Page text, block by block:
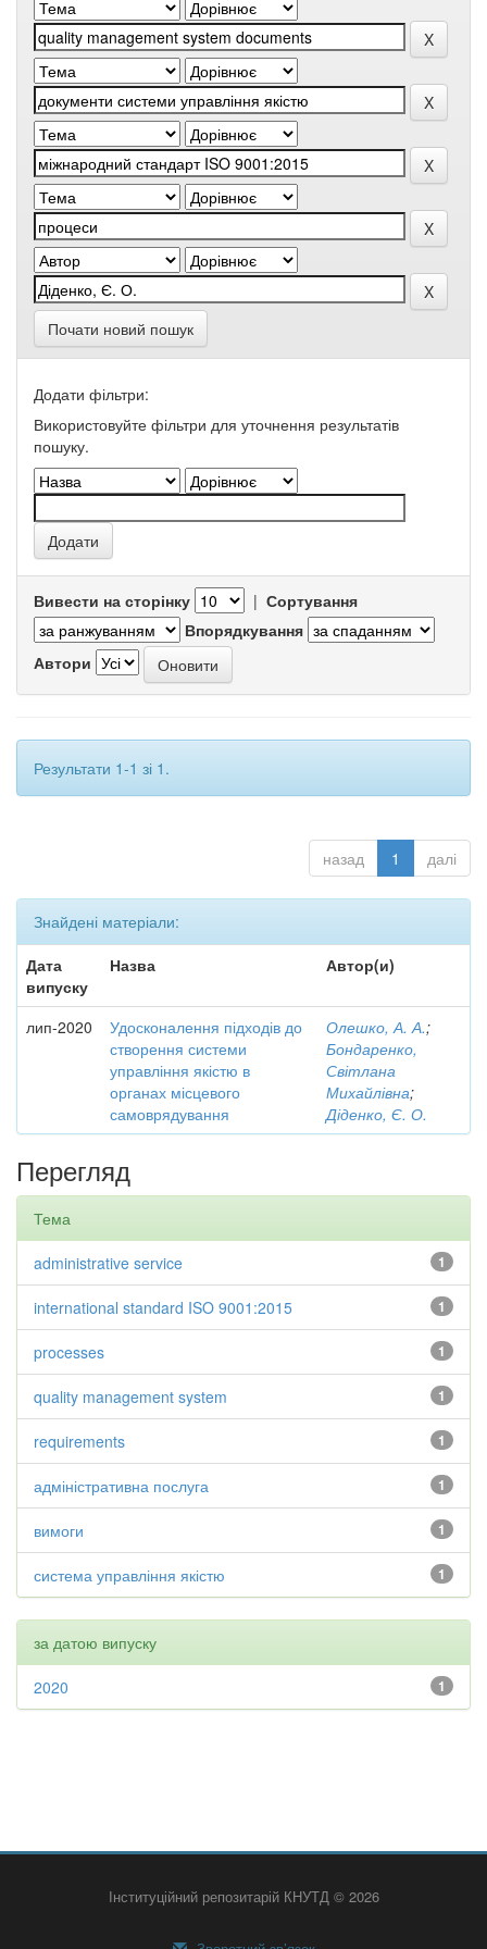
Почати новий пошук
Додати фільтри:
Використовуйте фільтри для уточнення результатів
пошуку.
Вивести на сторінку | Сортування
Впорядкування
Автори
Результати 1-1 зі 1.
назад 1 далі
Знайдені матеріали:
Дата
випуску
Назва Автор(и)
лип-2020
Удосконалення підходів до
створення системи
управління якістю в
органах місцевого
самоврядування
Олешко, А. А.;
Бондаренко,
Світлана
Михайлівна;
Діденко, Є. О.
Перегляд
Тема
1
administrative service
1
international standard ISO 9001:2015
1
processes
1
quality management system
1
requirements
1
адміністративна послуга
1
вимоги
1
система управління якістю
за датою випуску
1
2020
Інституційний репозитарій КНУТД © 2026